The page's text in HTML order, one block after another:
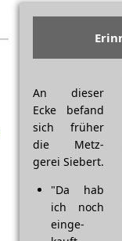
An dieser
Ecke be­fand
sich früher
die Metz­
gerei Siebert.
"Da hab
ich noch
einge­